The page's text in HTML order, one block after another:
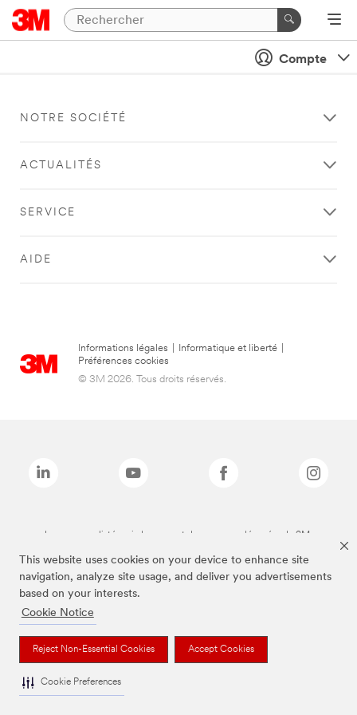
This website uses cookies on your device to enhance site
navigation, analyze site usage, and deliver you advertisements
based on your interests.
Cookie Notice
Reject Non-Essential Cookies Accept Cookies
Cookie Preferences
Compte
NOTRE SOCIÉTÉ
ACTUALITÉS
SERVICE
AIDE
Informations légales Informatique et liberté
Préférences cookies
© 3M 2026. Tous droits réservés.
Les marques listées ci-dessus sont des marques déposées de 3M.